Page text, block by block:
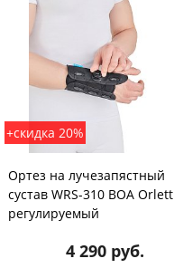
+скидка 20%
Ортез на лучезапястный
сустав WRS-310 BOA Orlett
регулируемый
4 290 руб.